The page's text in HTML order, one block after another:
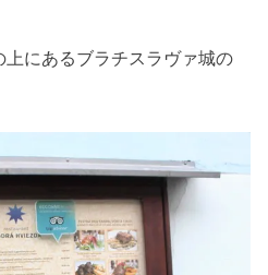
にあるブラチスラヴァ城の